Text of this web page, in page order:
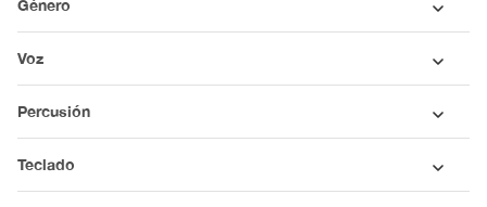
Género
Voz
Percusión
Teclado